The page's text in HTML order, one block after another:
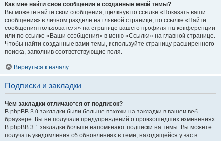
Как мне найти свои сообщения и созданные мной темы?
Вы можете найти свои сообщения, щёлкнув по ссылке «Показать ваши
сообщения» в личном разделе на главной странице, по ссылке «Найти
сообщения пользователя» на странице вашего профиля на конференции
или по ссылке «Ваши сообщения» в меню «Ссылки» на главной странице.
Чтобы найти созданные вами темы, используйте страницу расширенного
поиска, заполнив соответствующие поля.
Вернуться к началу
Подписки и закладки
Чем закладки отличаются от подписок?
В phpBB 3.0 закладки были больше похожи на закладки в вашем веб-
браузере. Вы не получали предупреждений о произошедших изменениях.
В phpBB 3.1 закладки больше напоминают подписки на темы. Вы можете
получать уведомления об обновлениях в теме, находящейся у вас в